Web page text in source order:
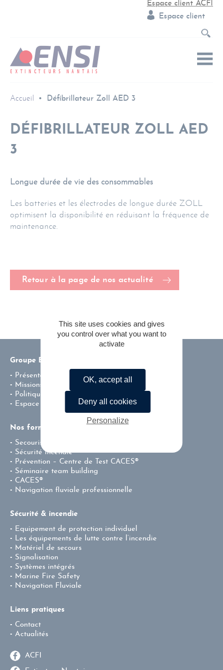
Espace client ACFI
Espace client
Accueil Défibrillateur Zoll AED 3
DÉFIBRILLATEUR ZOLL AED
3
Longue durée de vie des consommables
Les batteries et les électrodes de longue durée ZOLL
optimisent la disponibilité en réduisant la fréquence de
maintenance.
Retour à la page de nos actualité
Groupe ENSI
Présentation
Missions & valeurs
Politique environnementale de l’entreprise
Espace carrière
Nos formations
Secourisme
Sécurité incendie
Prévention – Centre de Test CACES®
Séminaire team building
CACES®
Navigation fluviale professionnelle
Sécurité & incendie
Equipement de protection individuel
Les équipements de lutte contre l’incendie
Matériel de secours
Signalisation
Systèmes intégrés
Marine Fire Safety
Navigation Fluviale
Liens pratiques
Contact
Actualités
ACFI
This site uses cookies and gives
you control over what you want to
activate
OK, accept all
Deny all cookies
Personalize